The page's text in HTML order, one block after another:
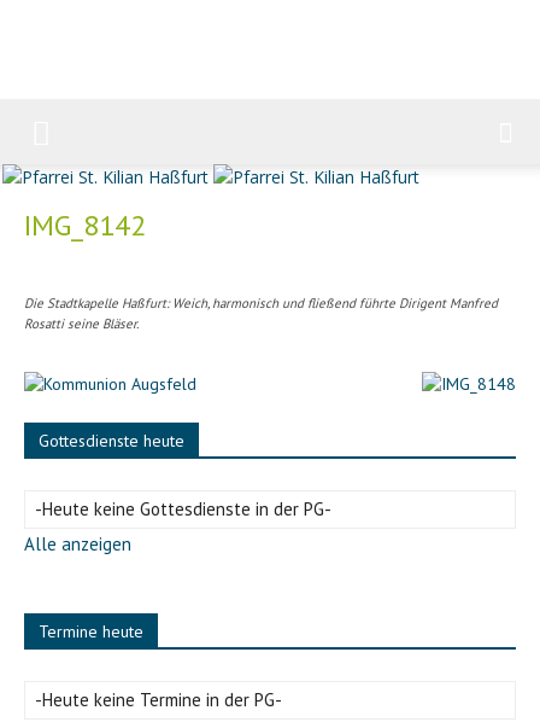
IMG_8142
Die Stadtkapelle Haßfurt: Weich, harmonisch und fließend führte Dirigent Manfred
Rosatti seine Bläser.
Gottesdienste heute
-Heute keine Gottesdienste in der PG-
Alle anzeigen
Termine heute
-Heute keine Termine in der PG-